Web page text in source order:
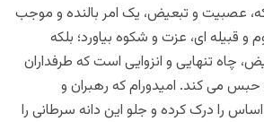
عصبیت و تبعیض، یک امر بالنده و موجب
و قبیله ای، عزت و شکوه بیاورد؛ بلکه
چاه تنهایی و انزوایی است که طرفداران
حبس می کند. امیدورام که رهبران و
را درک کرده و جلو این دانه سرطانی را